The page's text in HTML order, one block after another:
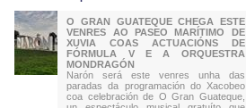
O GRAN GUATEQUE CHEGA ESTE
VENRES AO PASEO MARÍTIMO DE
XUVIA COAS ACTUACIÓNS DE
FÓRMULA V E A ORQUESTRA
MONDRAGÓN
Narón será este venres unha das
paradas da programación do Xacobeo
coa celebración de O Gran Guateque,